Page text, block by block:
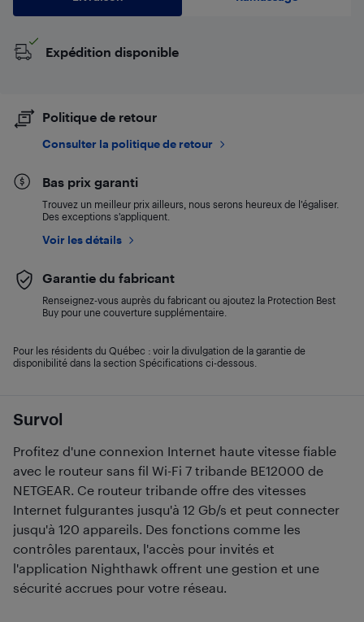
Survol
Profitez d'une connexion Internet haute vitesse fiable
avec le routeur sans fil Wi-Fi 7 tribande BE12000 de
NETGEAR. Ce routeur tribande offre des vitesses
Internet fulgurantes jusqu'à 12 Gb/s et peut connecter
jusqu'à 120 appareils. Des fonctions comme les
contrôles parentaux, l'accès pour invités et
l'application Nighthawk offrent une gestion et une
sécurité accrues pour votre réseau.
Expédition disponible
Politique de retour
Consulter la politique de retour
Bas prix garanti
Trouvez un meilleur prix ailleurs, nous serons heureux de l’égaliser.
Des exceptions s’appliquent.
Voir les détails
Garantie du fabricant
Renseignez-vous auprès du fabricant ou ajoutez la Protection Best
Buy pour une couverture supplémentaire.
Pour les résidents du Québec : voir la divulgation de la garantie de
disponibilité dans la section Spécifications ci-dessous.